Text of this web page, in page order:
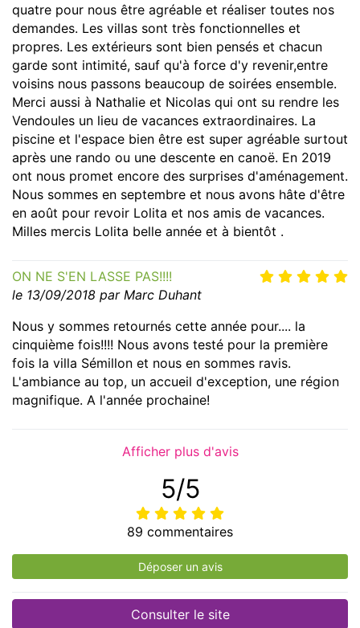
quatre pour nous être agréable et réaliser toutes nos
demandes. Les villas sont très fonctionnelles et
propres. Les extérieurs sont bien pensés et chacun
garde sont intimité, sauf qu'à force d'y revenir,entre
voisins nous passons beaucoup de soirées ensemble.
Merci aussi à Nathalie et Nicolas qui ont su rendre les
Vendoules un lieu de vacances extraordinaires. La
piscine et l'espace bien être est super agréable surtout
après une rando ou une descente en canoë. En 2019
ont nous promet encore des surprises d'aménagement.
Nous sommes en septembre et nous avons hâte d'être
en août pour revoir Lolita et nos amis de vacances.
Milles mercis Lolita belle année et à bientôt .
ON NE S'EN LASSE PAS!!!!
le 13/09/2018 par Marc Duhant
Nous y sommes retournés cette année pour.... la
cinquième fois!!!! Nous avons testé pour la première
fois la villa Sémillon et nous en sommes ravis.
L'ambiance au top, un accueil d'exception, une région
magnifique. A l'année prochaine!
Afficher plus d'avis
5/5
89 commentaires
Déposer un avis
Consulter le site